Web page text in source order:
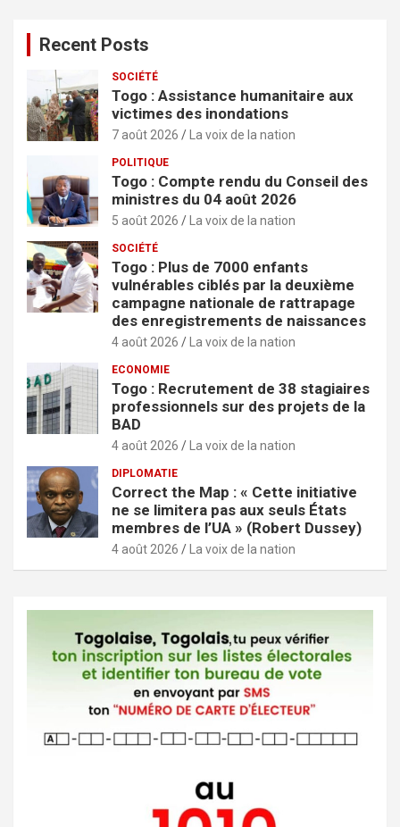
Recent Posts
SOCIÉTÉ
Togo : Assistance humanitaire aux
victimes des inondations
7 août 2026 La voix de la nation
POLITIQUE
Togo : Compte rendu du Conseil des
ministres du 04 août 2026
5 août 2026 La voix de la nation
SOCIÉTÉ
Togo : Plus de 7000 enfants
vulnérables ciblés par la deuxième
campagne nationale de rattrapage
des enregistrements de naissances
4 août 2026 La voix de la nation
ECONOMIE
Togo : Recrutement de 38 stagiaires
professionnels sur des projets de la
BAD
4 août 2026 La voix de la nation
DIPLOMATIE
Correct the Map : « Cette initiative
ne se limitera pas aux seuls États
membres de l’UA » (Robert Dussey)
4 août 2026 La voix de la nation